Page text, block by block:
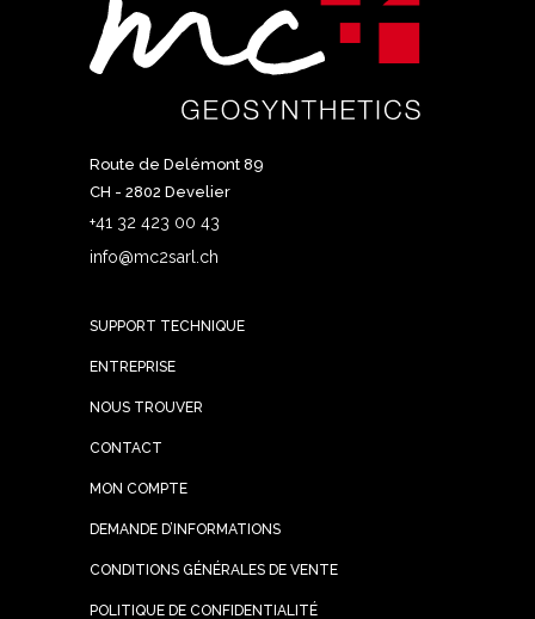
Route de Delémont 89
CH - 2802 Develier
+41 32 423 00 43
info@mc2sarl.ch
SUPPORT TECHNIQUE
ENTREPRISE
NOUS TROUVER
CONTACT
MON COMPTE
DEMANDE D’INFORMATIONS
CONDITIONS GÉNÉRALES DE VENTE
POLITIQUE DE CONFIDENTIALITÉ